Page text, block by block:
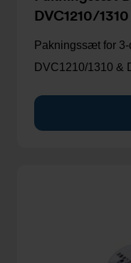
DVC1210/1310
Pakningssæt for 3-
DVC1210/1310 &